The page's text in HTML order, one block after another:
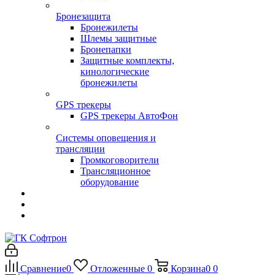
Бронезащита
Бронежилеты
Шлемы защитные
Бронепапки
Защитные комплекты,
кинологические
бронежилеты
GPS трекеры
GPS трекеры АвтоФон
Системы оповещения и
трансляции
Громкоговорители
Трансляционное
оборудование
Сравнение0 Отложенные 0 Корзина0 0